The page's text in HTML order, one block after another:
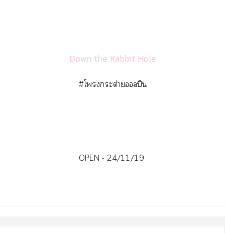
Down the Rabbit Hole
#โกระต่ายลบิน
OPEN - 24/11/19